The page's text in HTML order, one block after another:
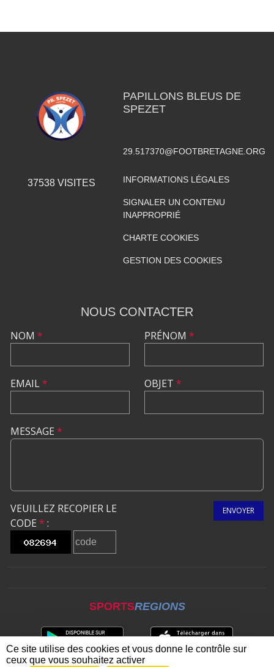
37538VISITES
PAPILLONS BLEUS DE
SPEZET
29.517370@FOOTBRETAGNE.ORG
INFORMATIONS LÉGALES
SIGNALER UN CONTENU
INAPPROPRIÉ
CHARTE COOKIES
GESTION DES COOKIES
NOUS CONTACTER
NOM *
EMAIL*
PRÉNOM *
OBJET *
MESSAGE *
VEUILLEZ RECOPIER LE
CODE * :
ENVOYER
SPORTSREGIONS
Ce site utilise des cookies et vous donne le contrôle sur
ceux que vous souhaitez activer